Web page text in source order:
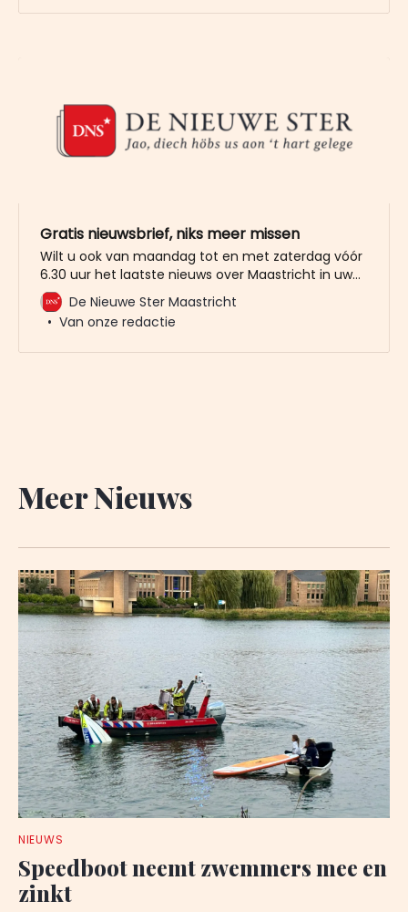
Gratis nieuwsbrief, niks meer missen
Wilt u ook van maandag tot en met zaterdag vóór
6.30 uur het laatste nieuws over Maastricht in uw
mailbox? Meld u dan gratis aan voor de nieuwbrief
van De Nieuwe Ster. Meer dan 20.000 trouwe lezers
gingen u al voor. Het enige wat wij van u vragen
De Nieuwe Ster Maastricht
Van onze redactie
Meer Nieuws
NIEUWS
Speedboot neemt zwemmers mee en
zinkt